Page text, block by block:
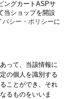
ングカートASPサ
当ショップを開設
バシー・ポリシーに
って、当該情報に
の個人を識別する
ことができ、それ
るものをいいま